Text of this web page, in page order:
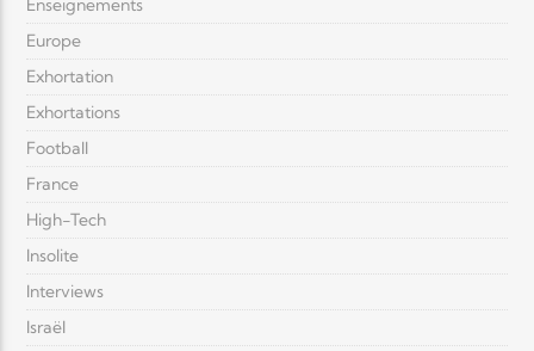
Enseignements
Europe
Exhortation
Exhortations
Football
France
High-Tech
Insolite
Interviews
Israël